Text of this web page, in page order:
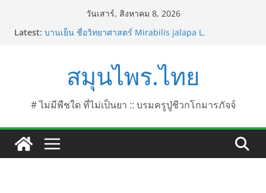
วันเสาร์, สิงหาคม 8, 2026
Latest: บานเย็น ชื่อวิทยาศาสตร์ Mirabilis jalapa L.
บานไม่รู้โรยไฟเออร์เวิร์ค ชื่อวิทยาศาสตร์ Gomphrena
pulchella L. (Firework)
บานไม่รู้โรยป่า ชื่อวิทยาศาสตร์ Gomphrena
celosioides Mart.
สมุนไพร.ไทย
# ไม่มีพืชใด ที่ไม่เป็นยา :: บรมครูปู่ชีวกโกมารภัจจ์